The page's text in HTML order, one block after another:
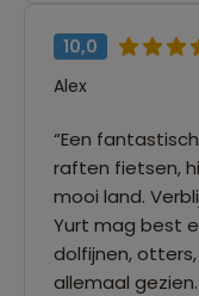
10,0
Alex
“Een
raften fietsen,
mooi land.
Yurt mag best
dolfijnen,
allemaal